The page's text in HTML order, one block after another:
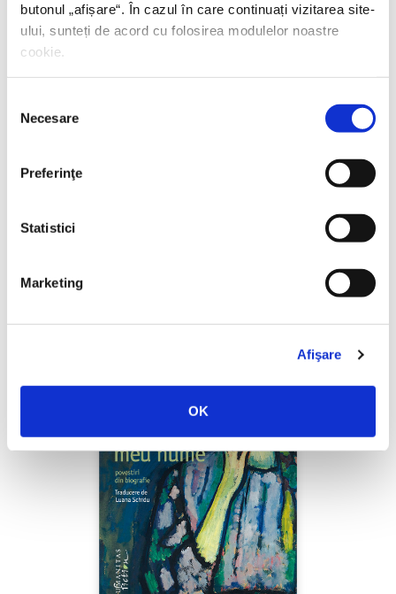
butonul „afișare“. În cazul în care continuați vizitarea site-
ului, sunteți de acord cu folosirea modulelor noastre
cookie.
consimțământului
Necesare
Preferinţe
Statistici
Marketing
Afişare
OK
Numele meu e Nevinovăție